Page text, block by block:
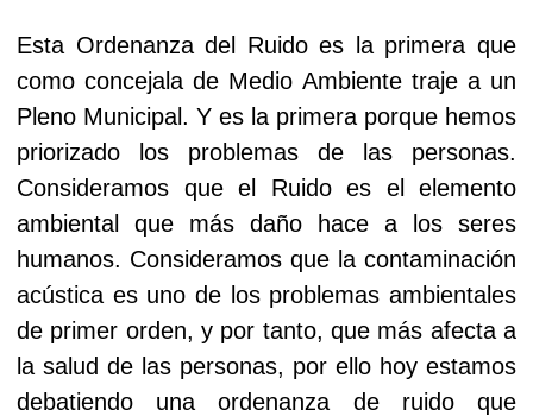
Esta Ordenanza del Ruido es la primera que
como concejala de Medio Ambiente traje a un
Pleno Municipal. Y es la primera porque hemos
priorizado los problemas de las personas.
Consideramos que el Ruido es el elemento
ambiental que más daño hace a los seres
humanos. Consideramos que la contaminación
acústica es uno de los problemas ambientales
de primer orden, y por tanto, que más afecta a
la salud de las personas, por ello hoy estamos
debatiendo una ordenanza de ruido que